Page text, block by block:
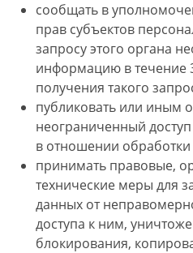
сообщать в
прав субъектов
запросу этого органа
информацию в течение
получения такого
публиковать или иным
неограниченный
в отношении
принимать правовые,
технические меры для
данных от
доступа к ним,
блокирования,